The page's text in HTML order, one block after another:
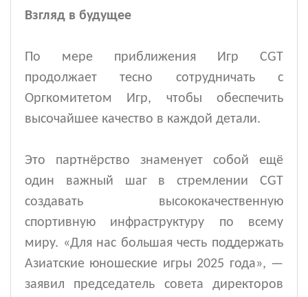
Это партнёрство знаменует собой ещё
один важный шаг в стремлении CGT
создавать высококачественную
спортивную инфраструктуру по всему
миру. «Для нас большая честь поддержать
Азиатские юношеские игры 2025 года», —
заявил
председатель совета директоров
По мере приближения Игр CGT
продолжает тесно сотрудничать с
Оргкомитетом Игр, чтобы обеспечить
высочайшее качество в каждой детали.
Взгляд в будущее